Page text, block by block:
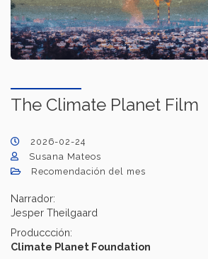
The Climate Planet Film
2026-02-24
Susana Mateos
Recomendación del mes
Narrador:
Jesper Theilgaard
Produccción:
Climate Planet Foundation